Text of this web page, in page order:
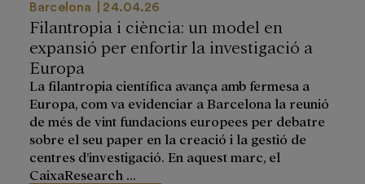
Barcelona 24.04.26
Filantropia i ciència: un model en
expansió per enfortir la investigació a
Europa
La filantropia científica avança amb fermesa a
Europa, com va evidenciar a Barcelona la reunió
de més de vint fundacions europees per debatre
sobre el seu paper en la creació i la gestió de
centres d’investigació. En aquest marc, el
CaixaResearch ...